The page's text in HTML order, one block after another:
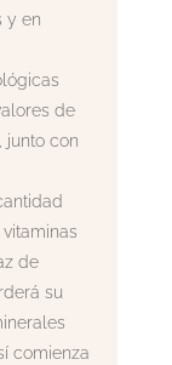
y en
de
junto con
de
su
comienza